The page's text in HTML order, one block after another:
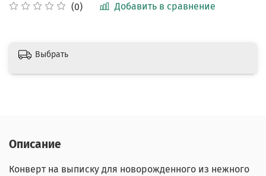
(0) Добавить в сравнение
Выбрать
Описание
Конверт на выписку для новорожденного из нежного